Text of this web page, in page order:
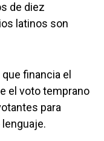
de diez
latinos son
financia el
el voto temprano
para